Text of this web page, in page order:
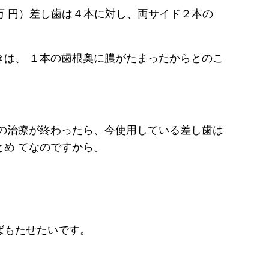
円）差し歯は４本に対し、両サイド２本の
、 １本の歯根奥に膿がたまったからとのこ
療が終わったら、今使用している差し歯は
てなのですから。
たせたいです。